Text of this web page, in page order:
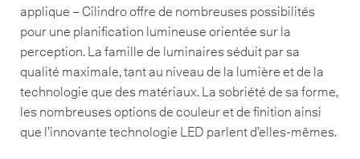
applique – Cilindro offre de nombreuses possibilités
pour une planification lumineuse orientée sur la
perception. La famille de luminaires séduit par sa
qualité maximale, tant au niveau de la lumière et de la
technologie que des matériaux. La sobriété de sa forme,
les nombreuses options de couleur et de finition ainsi
que l’innovante technologie LED parlent d’elles-mêmes.